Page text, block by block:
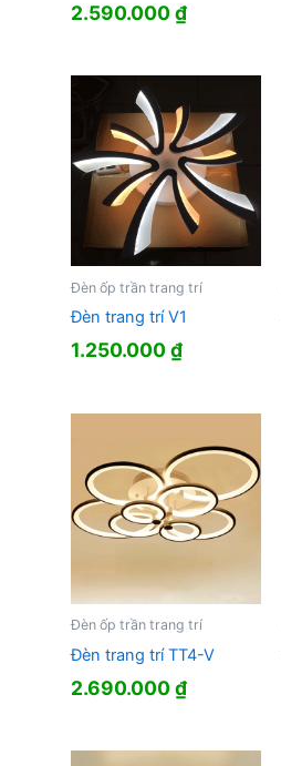
2.590.000₫
Đèn ốp trần trang trí
Đèn trang trí V1
1.250.000₫
Đèn ốp trần trang trí
Đèn trang trí TT4-V
2.690.000₫